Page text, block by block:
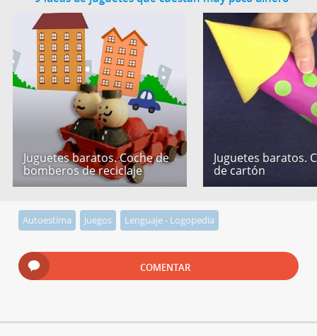
Juguetes baratos. Coche de
bomberos de reciclaje
Juguetes baratos.
de cartón
Autoestima Juegos Lenguaje - Logopedia
COMENTAR